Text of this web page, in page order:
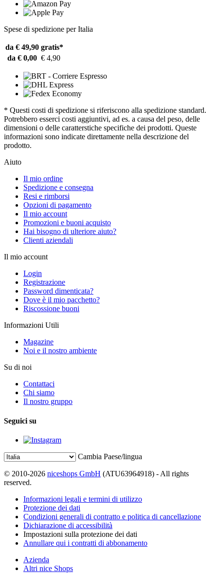
Spese di spedizione per Italia
da € 49,90 gratis*
da € 0,00 € 4,90
* Questi costi di spedizione si riferiscono alla spedizione standard.
Potrebbero esserci costi aggiuntivi, ad es. a causa del peso, delle
dimensioni o delle caratterstiche specifiche dei prodotti. Queste
informazioni sono indicate direttamente nella descrizione del
prodotto.
Aiuto
Il mio ordine
Spedizione e consegna
Resi e rimborsi
Opzioni di pagamento
Il mio account
Promozioni e buoni acquisto
Hai bisogno di ulteriore aiuto?
Clienti aziendali
Il mio account
Login
Registrazione
Password dimenticata?
Dove è il mio pacchetto?
Riscossione buoni
Informazioni Utili
Magazine
Noi e il nostro ambiente
Su di noi
Contattaci
Chi siamo
Il nostro gruppo
Seguici su
Cambia Paese/lingua
© 2010-2026 niceshops GmbH (ATU63964918) - All rights
reserved.
Informazioni legali e termini di utilizzo
Protezione dei dati
Condizioni generali di contratto e politica di cancellazione
Dichiarazione di accessibilità
Impostazioni sulla protezione dei dati
Annullare qui i contratti di abbonamento
Azienda
Altri nice Shops